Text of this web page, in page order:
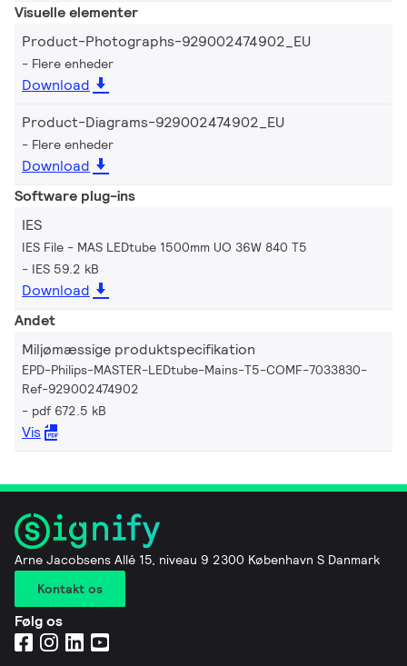
Visuelle elementer
Product-Photographs-929002474902_EU
Flere enheder
Download
Product-Diagrams-929002474902_EU
Flere enheder
Download
Software plug-ins
IES
IES File - MAS LEDtube 1500mm UO 36W 840 T5
IES 59.2 kB
Download
Andet
Miljømæssige produktspecifikation
EPD-Philips-MASTER-LEDtube-Mains-T5-COMF-7033830-
Ref-929002474902
pdf 672.5 kB
Vis
Arne Jacobsens Allé 15, niveau 9 2300 København S Danmark
Kontakt os
Følg os